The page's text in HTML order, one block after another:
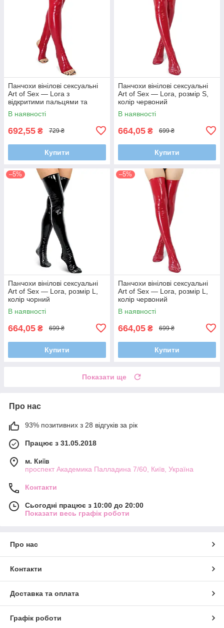
Панчохи вінілові сексуальні
Art of Sex — Lora з
відкритими пальцями та
п'ятою, розмір S, червоні
В наявності
692,55 ₴ 729 ₴
Купити
Панчохи вінілові сексуальні
Art of Sex — Lora, розмір S,
колір червоний
В наявності
664,05 ₴ 699 ₴
Купити
–5%
Панчохи вінілові сексуальні
Art of Sex — Lora, розмір L,
колір чорний
В наявності
664,05 ₴ 699 ₴
Купити
–5%
Панчохи вінілові сексуальні
Art of Sex — Lora, розмір L,
колір червоний
В наявності
664,05 ₴ 699 ₴
Купити
Показати ще
Про нас
93% позитивних з 28 відгуків за рік
Працює з 31.05.2018
м. Київ
проспект Академика Палладина 7/60, Київ, Україна
Контакти
Сьогодні працює з 10:00 до 20:00
Показати весь графік роботи
Про нас
Контакти
Доставка та оплата
Графік роботи